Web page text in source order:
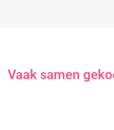
Vaak samen